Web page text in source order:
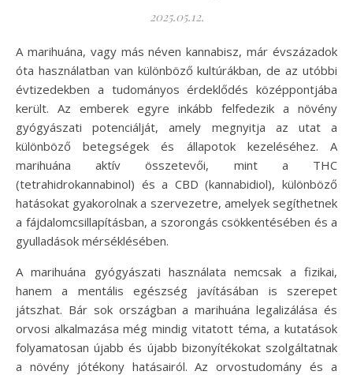
2025.05.12.
A marihuána, vagy más néven kannabisz, már évszázadok
óta használatban van különböző kultúrákban, de az utóbbi
évtizedekben a tudományos érdeklődés középpontjába
került. Az emberek egyre inkább felfedezik a növény
gyógyászati potenciálját, amely megnyitja az utat a
különböző betegségek és állapotok kezeléséhez. A
marihuána aktív összetevői, mint a THC
(tetrahidrokannabinol) és a CBD (kannabidiol), különböző
hatásokat gyakorolnak a szervezetre, amelyek segíthetnek
a fájdalomcsillapításban, a szorongás csökkentésében és a
gyulladások mérséklésében.
A marihuána gyógyászati használata nemcsak a fizikai,
hanem a mentális egészség javításában is szerepet
játszhat. Bár sok országban a marihuána legalizálása és
orvosi alkalmazása még mindig vitatott téma, a kutatások
folyamatosan újabb és újabb bizonyítékokat szolgáltatnak
a növény jótékony hatásairól. Az orvostudomány és a